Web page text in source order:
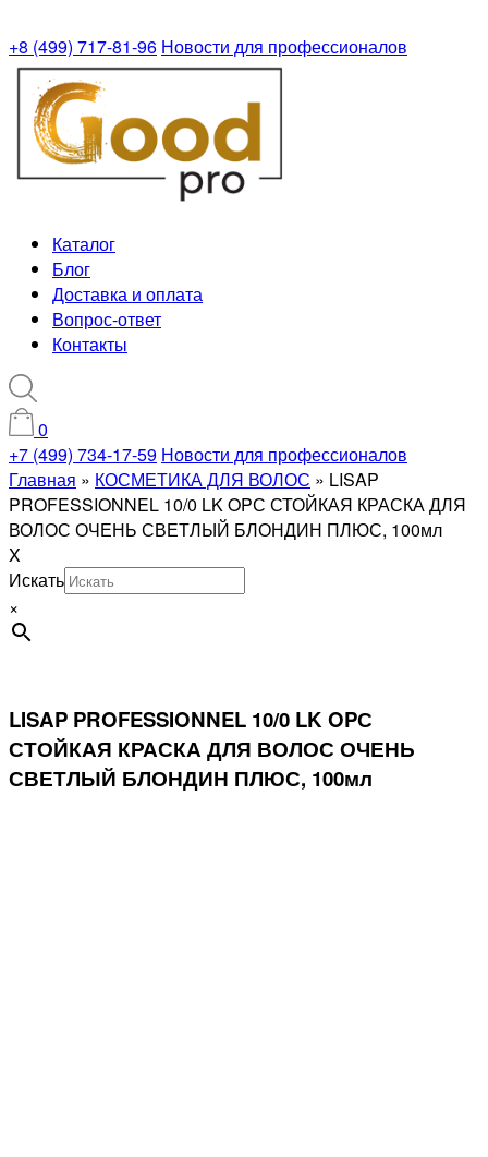
+8 (499) 717-81-96 Новости для профессионалов
Каталог
Блог
Доставка и оплата
Вопрос-ответ
Контакты
0
+7 (499) 734-17-59 Новости для профессионалов
Главная » КОСМЕТИКА ДЛЯ ВОЛОС » LISAP
PROFESSIONNEL 10/0 LK OPС СТОЙКАЯ КРАСКА ДЛЯ
ВОЛОС ОЧЕНЬ СВЕТЛЫЙ БЛОНДИН ПЛЮС, 100мл
X
Искать
×
LISAP PROFESSIONNEL 10/0 LK OPС
СТОЙКАЯ КРАСКА ДЛЯ ВОЛОС ОЧЕНЬ
СВЕТЛЫЙ БЛОНДИН ПЛЮС, 100мл